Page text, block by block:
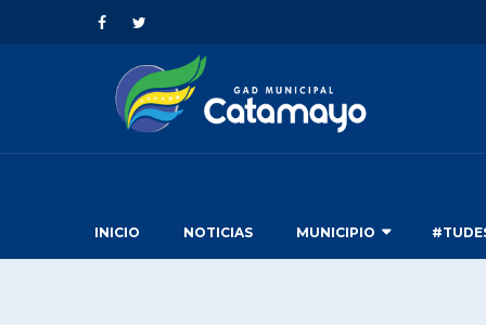
INICIO NOTICIAS MUNICIPIO